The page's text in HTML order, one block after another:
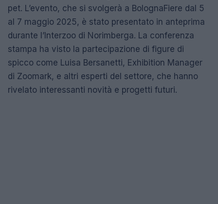
pet. L’evento, che si svolgerà a BolognaFiere dal 5
al 7 maggio 2025, è stato presentato in anteprima
durante l’Interzoo di Norimberga. La conferenza
stampa ha visto la partecipazione di figure di
spicco come Luisa Bersanetti, Exhibition Manager
di Zoomark, e altri esperti del settore, che hanno
rivelato interessanti novità e progetti futuri.